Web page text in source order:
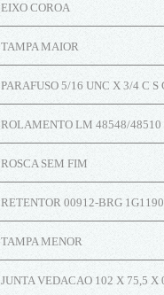
EIXO COROA
TAMPA MAIOR
PARAFUSO 5/16 UNC X 3/4 C S
ROLAMENTO LM 48548/48510
ROSCA SEM FIM
RETENTOR 00912-BRG
TAMPA MENOR
JUNTA VEDACAO 102 X 75,5 X